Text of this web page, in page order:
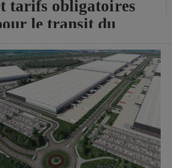
tarifs obligatoires
le transit du